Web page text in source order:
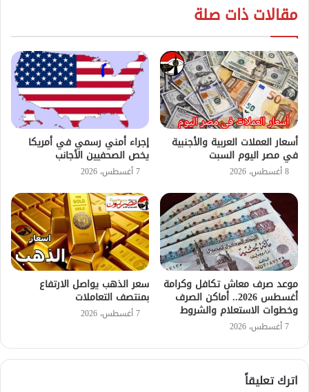
مقالات ذات صلة
أسعار العملات العربية والأجنبية
في مصر اليوم السبت
8 أغسطس، 2026
إجراء أمني رسمي في أمريكا
يخص الصحفيين الأجانب
7 أغسطس، 2026
موعد صرف معاش تكافل وكرامة
أغسطس 2026.. أماكن الصرف
وخطوات الاستعلام والشروط
7 أغسطس، 2026
سعر الذهب يواصل الارتفاع
بمنتصف التعاملات
7 أغسطس، 2026
اترك تعليقاً